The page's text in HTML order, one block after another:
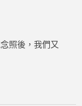
照後，我們又